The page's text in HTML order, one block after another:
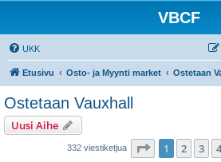
VBCF
UKK
Etusivu Osto- ja Myynti market Ostetaan
Ostetaan Vauxhall
Uusi Aihe
332 viestiketjua Sivu /7
1 2 3 4